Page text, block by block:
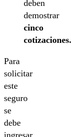
deben
demostrar
cinco
cotizaciones.
Para
solicitar
este
seguro
se
debe